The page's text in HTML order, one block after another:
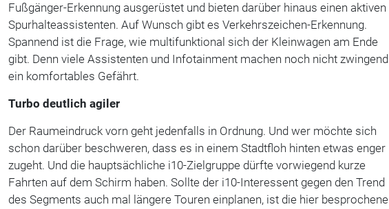
Fußgänger-Erkennung ausgerüstet und bieten darüber hinaus einen aktiven
Spurhalteassistenten. Auf Wunsch gibt es Verkehrszeichen-Erkennung.
Spannend ist die Frage, wie multifunktional sich der Kleinwagen am Ende
gibt. Denn viele Assistenten und Infotainment machen noch nicht zwingend
ein komfortables Gefährt.
Turbo deutlich agiler
Der Raumeindruck vorn geht jedenfalls in Ordnung. Und wer möchte sich
schon darüber beschweren, dass es in einem Stadtfloh hinten etwas enger
zugeht. Und die hauptsächliche i10-Zielgruppe dürfte vorwiegend kurze
Fahrten auf dem Schirm haben. Sollte der i10-Interessent gegen den Trend
des Segments auch mal längere Touren einplanen, ist die hier besprochene